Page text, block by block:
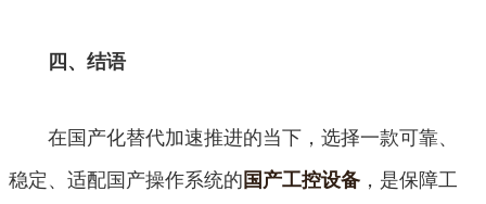
四、结语
在国产化替代加速推进的当下，选择一款可靠、
稳定、适配国产操作系统的国产工控设备 ，是保障工